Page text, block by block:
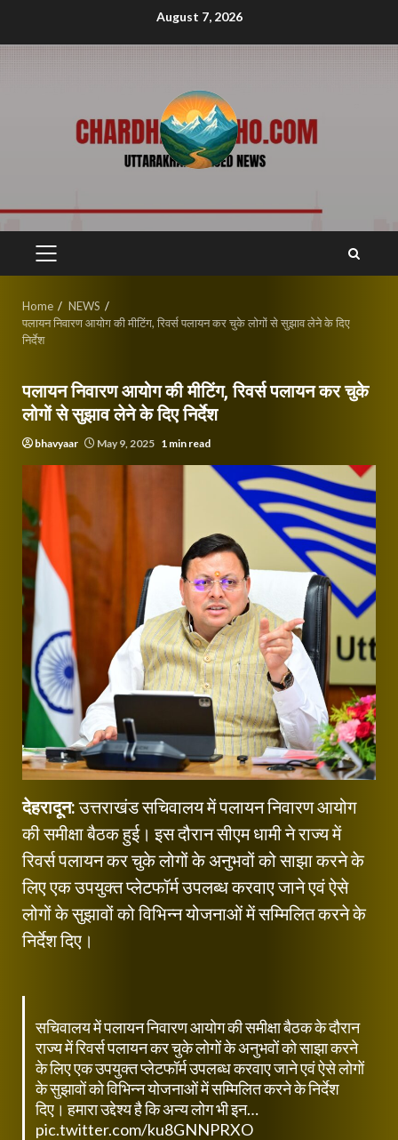
August 7, 2026
PRIMARY
Home
NEWS
पलायन निवारण आयोग की मीटिंग, रिवर्स पलायन कर चुके लोगों से सुझाव लेने के दिए
निर्देश
पलायन निवारण आयोग की मीटिंग, रिवर्स पलायन कर चुके
लोगों से सुझाव लेने के दिए निर्देश
bhavyaar May 9, 2025 1 min read
देहरादून:उत्तराखंड सचिवालय में पलायन निवारण आयोग
की समीक्षा बैठक हुई। इस दौरान सीएम धामी ने राज्य में
रिवर्स पलायन कर चुके लोगों के अनुभवों को साझा करने के
लिए एक उपयुक्त प्लेटफॉर्म उपलब्ध करवाए जाने एवं ऐसे
लोगों के सुझावों को विभिन्न योजनाओं में सम्मिलित करने के
निर्देश दिए।
सचिवालय में पलायन निवारण आयोग की समीक्षा बैठक के दौरान
राज्य में रिवर्स पलायन कर चुके लोगों के अनुभवों को साझा करने
के लिए एक उपयुक्त प्लेटफॉर्म उपलब्ध करवाए जाने एवं ऐसे लोगों
के सुझावों को विभिन्न योजनाओं में सम्मिलित करने के निर्देश
दिए। हमारा उद्देश्य है कि अन्य लोग भी इन…
pic.twitter.com/ku8GNNPRXO